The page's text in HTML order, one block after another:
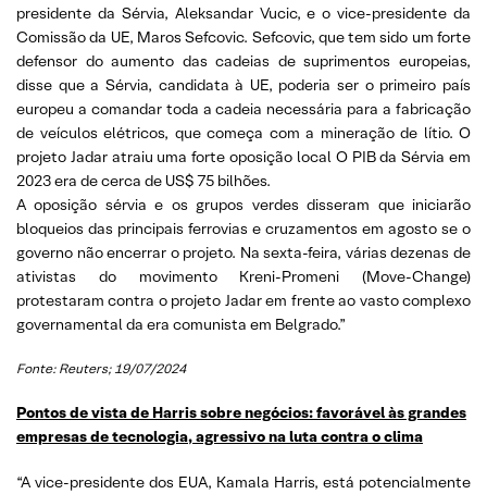
presidente da Sérvia, Aleksandar Vucic, e o vice-presidente da
Comissão da UE, Maros Sefcovic. Sefcovic, que tem sido um forte
defensor do aumento das cadeias de suprimentos europeias,
disse que a Sérvia, candidata à UE, poderia ser o primeiro país
europeu a comandar toda a cadeia necessária para a fabricação
de veículos elétricos, que começa com a mineração de lítio. O
projeto Jadar atraiu uma forte oposição local O PIB da Sérvia em
2023 era de cerca de US$ 75 bilhões.
A oposição sérvia e os grupos verdes disseram que iniciarão
bloqueios das principais ferrovias e cruzamentos em agosto se o
governo não encerrar o projeto. Na sexta-feira, várias dezenas de
ativistas do movimento Kreni-Promeni (Move-Change)
protestaram contra o projeto Jadar em frente ao vasto complexo
governamental da era comunista em Belgrado.”
Fonte: Reuters; 19/07/2024
Pontos de vista de Harris sobre negócios: favorável às grandes
empresas de tecnologia, agressivo na luta contra o clima
“A vice-presidente dos EUA, Kamala Harris, está potencialmente